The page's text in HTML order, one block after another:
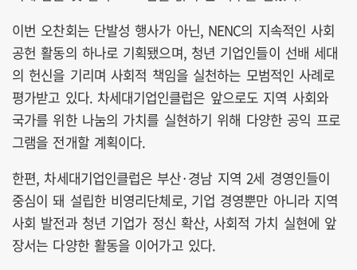
이번 오찬회는 단발성 행사가 아닌, NENC의 지속적인 사회
공헌 활동의 하나로 기획됐으며, 청년 기업인들이 선배 세대
의 헌신을 기리며 사회적 책임을 실천하는 모범적인 사례로
평가받고 있다. 차세대기업인클럽은 앞으로도 지역 사회와
국가를 위한 나눔의 가치를 실현하기 위해 다양한 공익 프로
그램을 전개할 계획이다.
한편, 차세대기업인클럽은 부산·경남 지역 2세 경영인들이
중심이 돼 설립한 비영리단체로, 기업 경영뿐만 아니라 지역
사회 발전과 청년 기업가 정신 확산, 사회적 가치 실현에 앞
장서는 다양한 활동을 이어가고 있다.